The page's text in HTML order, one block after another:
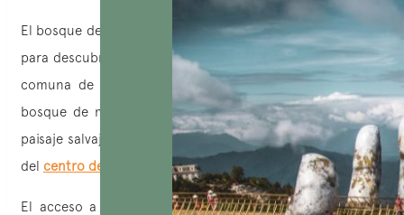
El bosque de Ru Cha es uno de los lugares imprescindibles
para descubrir en el mapa turístico de Hue. Situado en la
comuna de Hương Phong, en la provincia de Hue, este
bosque de manglares de 5 hectáreas se destaca por su
paisaje salvaje y su belleza poética, típica de la naturaleza
del centro de Vietnam
El acceso a Ru Cha se realiza por un camino de tierra